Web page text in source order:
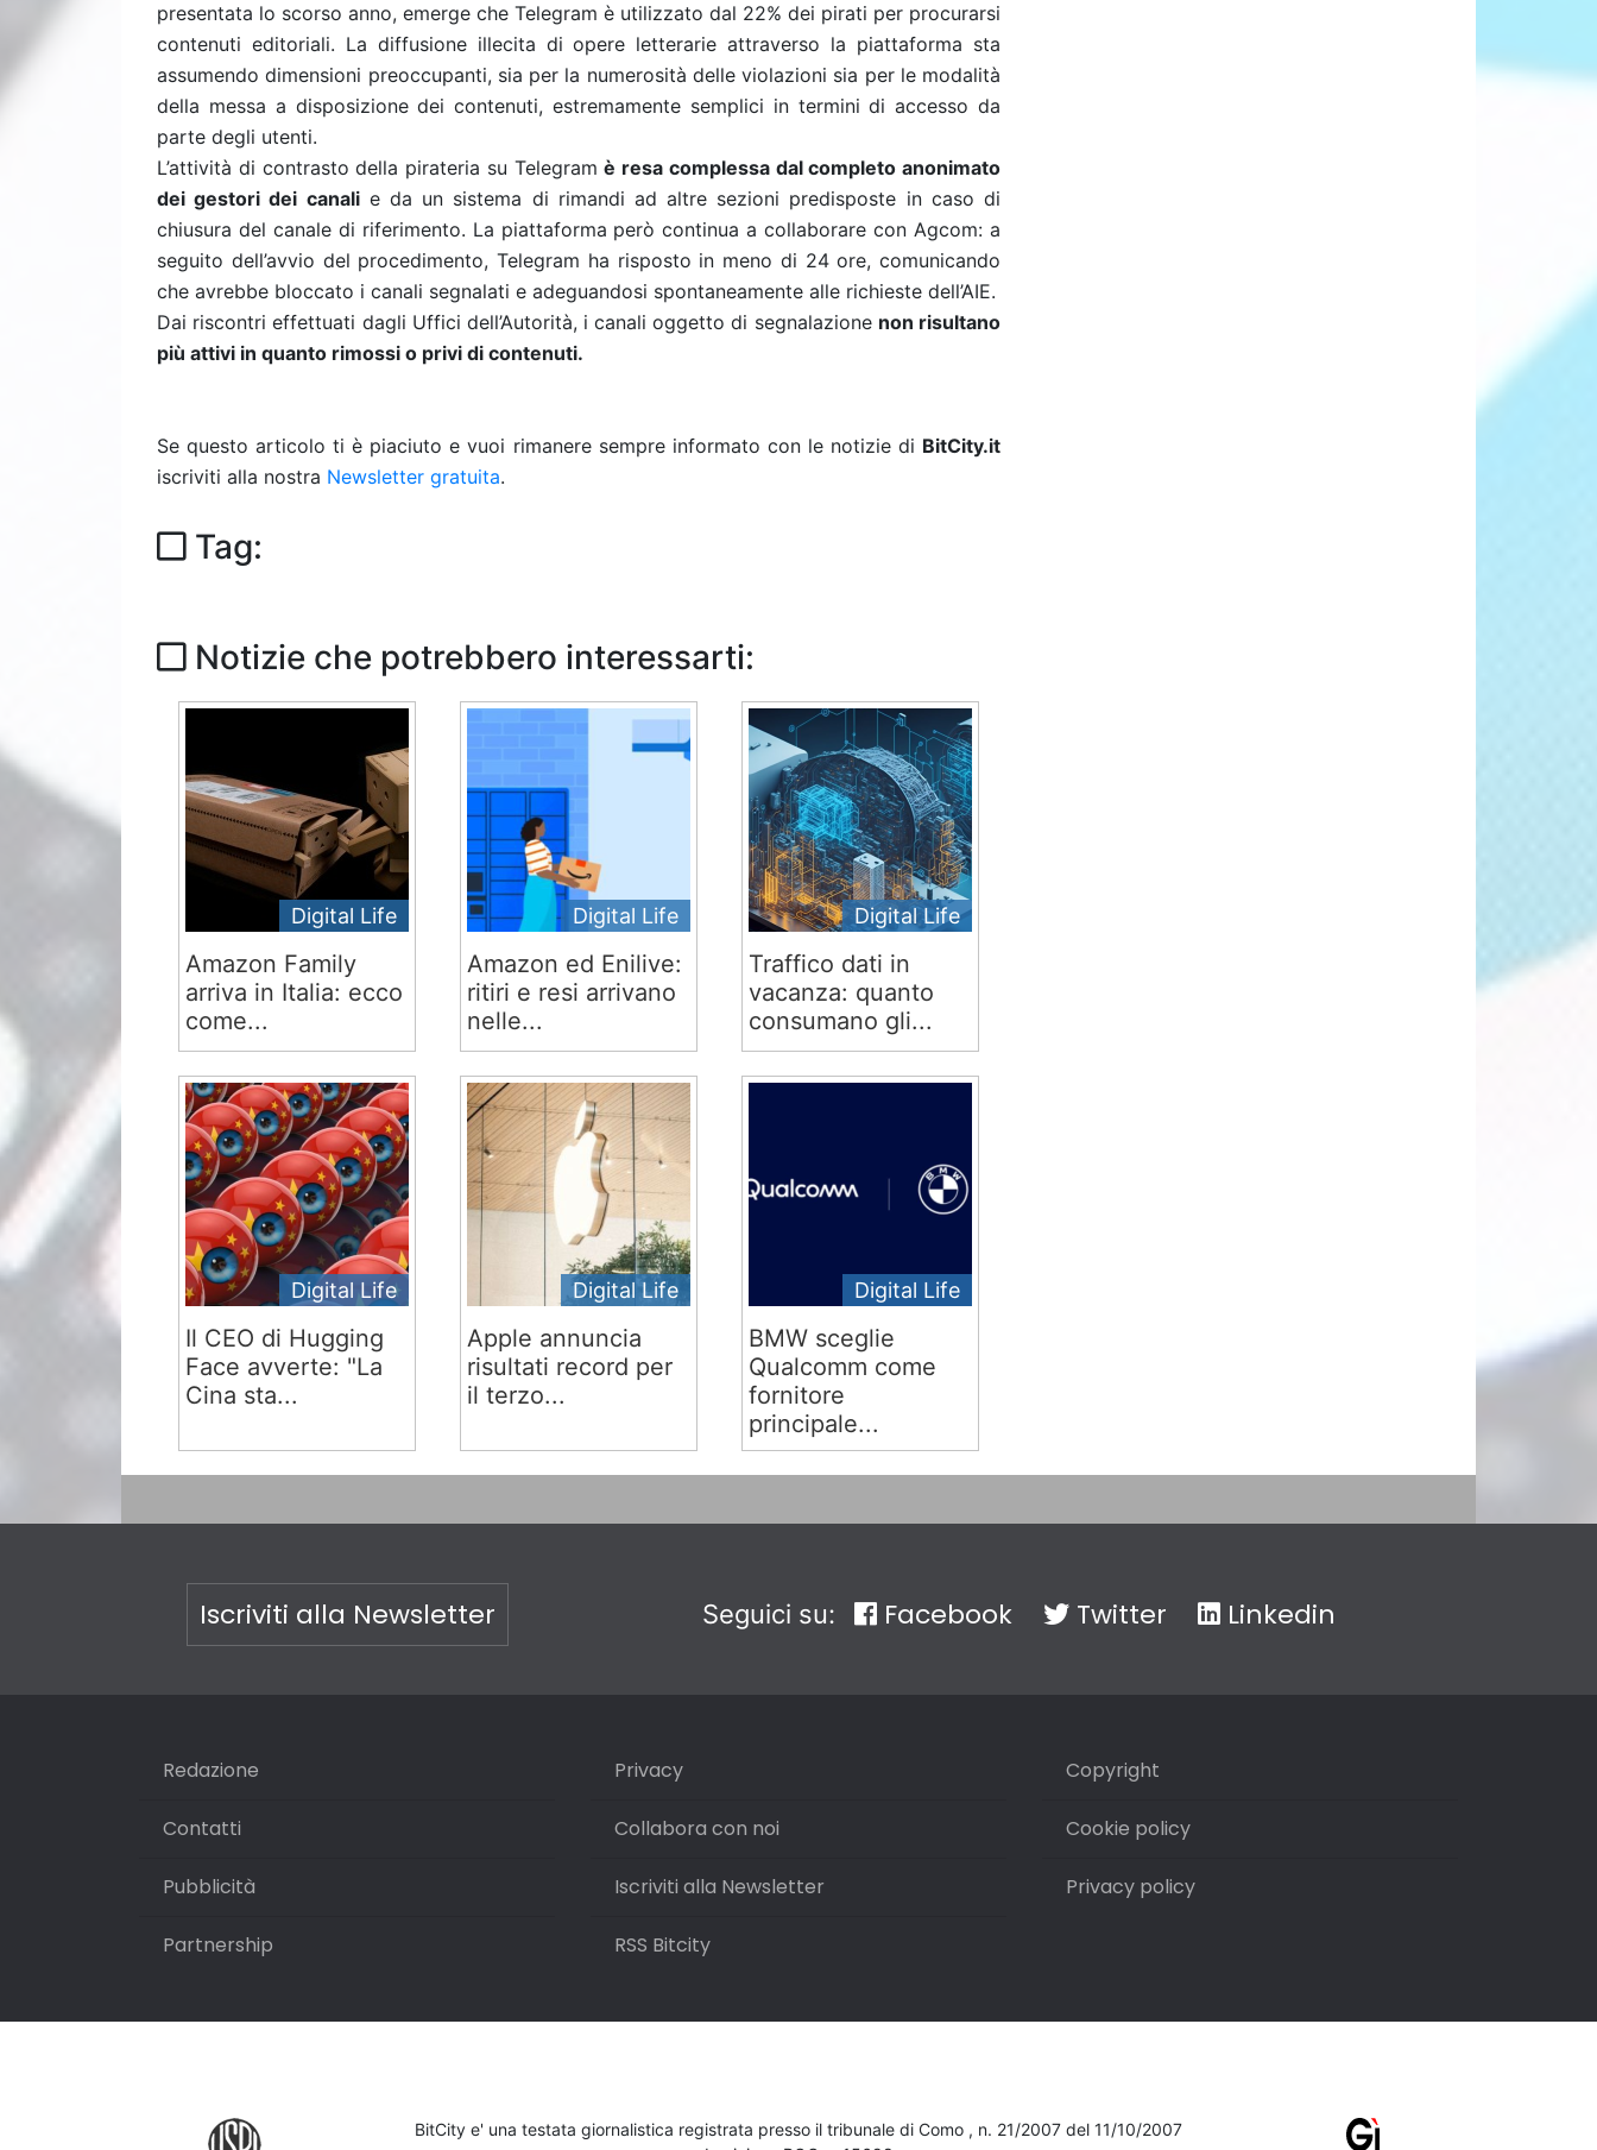
presentata lo scorso anno, emerge che Telegram è utilizzato dal 22% dei pirati per procurarsi
contenuti editoriali. La diffusione illecita di opere letterarie attraverso la piattaforma sta
assumendo dimensioni preoccupanti, sia per la numerosità delle violazioni sia per le modalità
della messa a disposizione dei contenuti, estremamente semplici in termini di accesso da
parte degli utenti.
L’attività di contrasto della pirateria su Telegramè resa complessa dal completo anonimato
dei gestori dei canalie da un sistema di rimandi ad altre sezioni predisposte in caso di
chiusura del canale di riferimento. La piattaforma però continua a collaborare con Agcom: a
seguito dell’avvio del procedimento, Telegram ha risposto in meno di 24 ore, comunicando
che avrebbe bloccato i canali segnalati e adeguandosi spontaneamente alle richieste dell’AIE.
Dai riscontri effettuati dagli Uffici dell’Autorità, i canali oggetto di segnalazione non risultano
più attivi in quanto rimossi o privi di contenuti.
Se questo articolo ti è piaciuto e vuoi rimanere sempre informato con le notizie di BitCity.it
iscriviti alla nostra Newsletter gratuita.
Tag:
Notizie che potrebbero interessarti:
Digital Life
Amazon Family
arriva in Italia: ecco
come...
Digital Life
Amazon ed Enilive:
ritiri e resi arrivano
nelle...
Digital Life
Traffico dati in
vacanza: quanto
consumano gli...
Digital Life
Il CEO di Hugging
Face avverte: "La
Cina sta...
Digital Life
Apple annuncia
risultati record per
il terzo...
Digital Life
BMW sceglie
Qualcomm come
fornitore
principale...
Iscriviti alla Newsletter Seguici su: Facebook Twitter Linkedin
Redazione
Contatti
Pubblicità
Partnership
Privacy
Collabora con noi
Iscriviti alla Newsletter
RSS Bitcity
Copyright
Cookie policy
Privacy policy
BitCity e' una testata giornalistica registrata presso il tribunale di Como , n. 21/2007 del 11/10/2007